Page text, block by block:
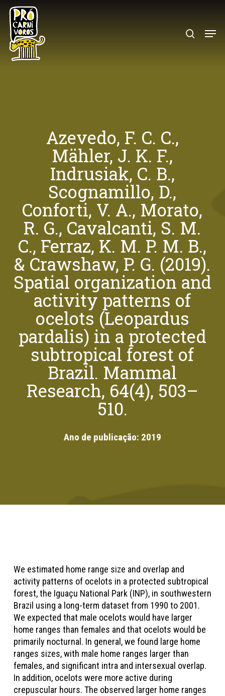
Skip
main
content
Menu
Azevedo, F. C. C.,
Mähler, J. K. F.,
Indrusiak, C. B.,
Scognamillo, D.,
Conforti, V. A., Morato,
R. G., Cavalcanti, S. M.
C., Ferraz, K. M. P. M. B.,
& Crawshaw, P. G. (2019).
Spatial organization and
activity patterns of
ocelots (Leopardus
pardalis) in a protected
subtropical forest of
Brazil. Mammal
Research, 64(4), 503–
510.
Ano de publicação: 2019
We estimated home range size and overlap and
activity patterns of ocelots in a protected subtropical
forest, the Iguaçu National Park (INP), in southwestern
Brazil using a long-term dataset from 1990 to 2001.
We expected that male ocelots would have larger
home ranges than females and that ocelots would be
primarily nocturnal. In general, we found large home
ranges sizes, with male home ranges larger than
females, and significant intra and intersexual overlap.
In addition, ocelots were more active during
crepuscular hours. The observed larger home ranges